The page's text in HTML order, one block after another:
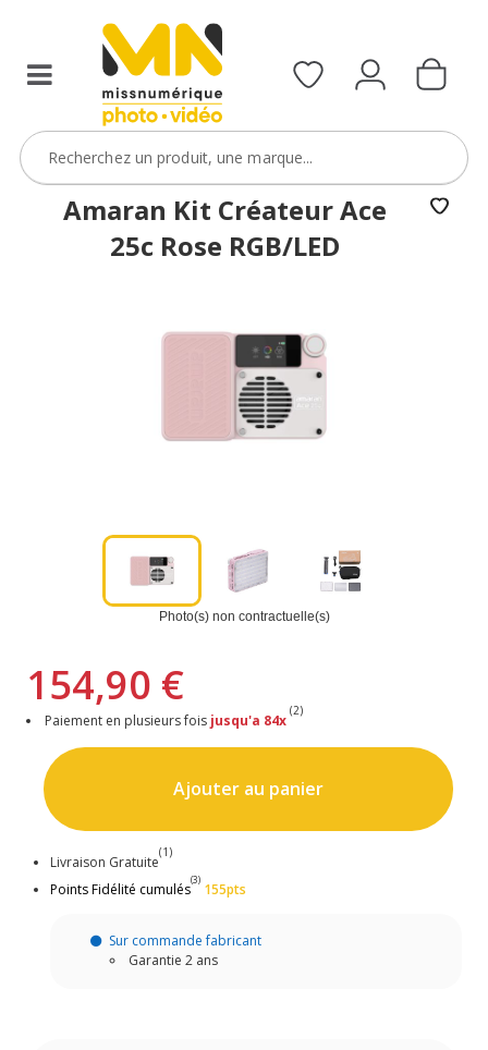
Amaran Kit Créateur Ace
25c Rose RGB/LED
Photo(s) non contractuelle(s)
154,90 €
Paiement en plusieurs fois jusqu'a 84x
(2)
Ajouter au panier
Livraison Gratuite
(1)
Points Fidélité cumulés
(3)
155pts
Sur commande fabricant
Garantie 2 ans